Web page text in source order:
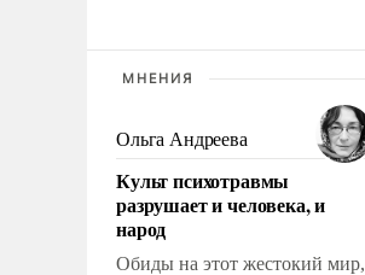
МНЕНИЯ
Ольга Андреева
Культ психотравмы
разрушает и человека, и
народ
Обиды на этот жестокий мир,